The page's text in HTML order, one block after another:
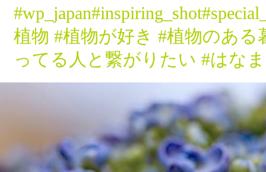
植物 #植物が好き #植物のあ
ってる人と繋がりたい #はなま